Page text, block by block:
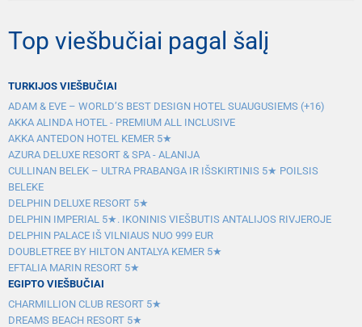
Top viešbučiai pagal šalį
TURKIJOS VIEŠBUČIAI
ADAM & EVE – WORLD’S BEST DESIGN HOTEL SUAUGUSIEMS (+16)
AKKA ALINDA HOTEL - PREMIUM ALL INCLUSIVE
AKKA ANTEDON HOTEL KEMER 5★
AZURA DELUXE RESORT & SPA - ALANIJA
CULLINAN BELEK – ULTRA PRABANGA IR IŠSKIRTINIS 5★ POILSIS
BELEKE
DELPHIN DELUXE RESORT 5★
DELPHIN IMPERIAL 5★. IKONINIS VIEŠBUTIS ANTALIJOS RIVJEROJE
DELPHIN PALACE IŠ VILNIAUS NUO 999 EUR
DOUBLETREE BY HILTON ANTALYA KEMER 5★
EFTALIA MARIN RESORT 5★
EGIPTO VIEŠBUČIAI
CHARMILLION CLUB RESORT 5★
DREAMS BEACH RESORT 5★